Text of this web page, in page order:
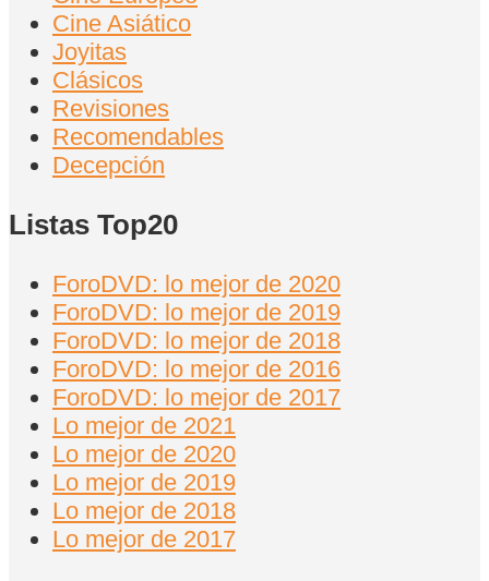
Cine Asiático
Joyitas
Clásicos
Revisiones
Recomendables
Decepción
Listas Top20
ForoDVD: lo mejor de 2020
ForoDVD: lo mejor de 2019
ForoDVD: lo mejor de 2018
ForoDVD: lo mejor de 2016
ForoDVD: lo mejor de 2017
Lo mejor de 2021
Lo mejor de 2020
Lo mejor de 2019
Lo mejor de 2018
Lo mejor de 2017